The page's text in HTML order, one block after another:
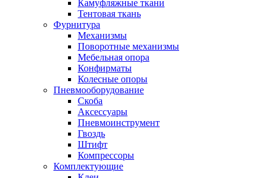
Камуфляжные ткани
Тентовая ткань
Фурнитура
Механизмы
Поворотные механизмы
Мебельная опора
Конфирматы
Колесные опоры
Пневмооборудование
Скоба
Аксессуары
Пневмоинструмент
Гвоздь
Штифт
Компрессоры
Комплектующие